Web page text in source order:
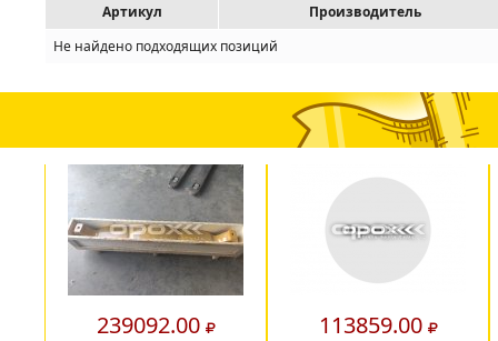
Артикул
Производитель
Не найдено подходящих позиций
239092.00 113859.00